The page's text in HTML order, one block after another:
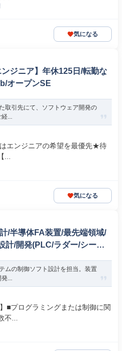
気になる
ジニア】年休125日/転勤な
オープンSE
取引先にて、ソフトウェア開発の
...
エンジニアの希望を最優先★待
気になる
/半導体FA装置/最先端領域/
計/開発(PLC/ラダー/シーケ
ムの制御ソフト設計を担当。装置
...
■プログラミングまたは制御に関
...